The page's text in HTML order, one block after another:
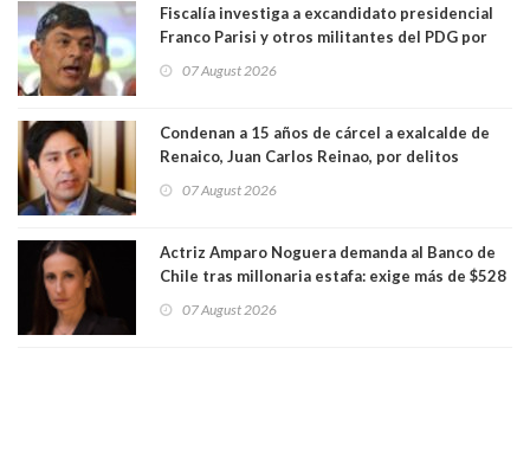
Fiscalía investiga a excandidato presidencial
Franco Parisi y otros militantes del PDG por
07 August 2026
Condenan a 15 años de cárcel a exalcalde de
Renaico, Juan Carlos Reinao, por delitos
07 August 2026
Actriz Amparo Noguera demanda al Banco de
Chile tras millonaria estafa: exige más de $528
07 August 2026